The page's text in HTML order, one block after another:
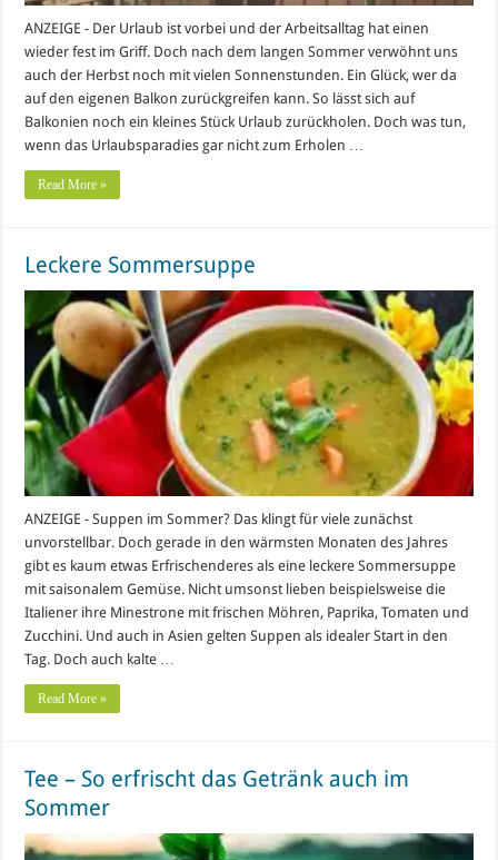
ANZEIGE - Der Urlaub ist vorbei und der Arbeitsalltag hat einen
wieder fest im Griff. Doch nach dem langen Sommer verwöhnt uns
auch der Herbst noch mit vielen Sonnenstunden. Ein Glück, wer da
auf den eigenen Balkon zurückgreifen kann. So lässt sich auf
Balkonien noch ein kleines Stück Urlaub zurückholen. Doch was tun,
wenn das Urlaubsparadies gar nicht zum Erholen …
Read More »
Leckere Sommersuppe
ANZEIGE - Suppen im Sommer? Das klingt für viele zunächst
unvorstellbar. Doch gerade in den wärmsten Monaten des Jahres
gibt es kaum etwas Erfrischenderes als eine leckere Sommersuppe
mit saisonalem Gemüse. Nicht umsonst lieben beispielsweise die
Italiener ihre Minestrone mit frischen Möhren, Paprika, Tomaten und
Zucchini. Und auch in Asien gelten Suppen als idealer Start in den
Tag. Doch auch kalte …
Read More »
Tee – So erfrischt das Getränk auch im
Sommer